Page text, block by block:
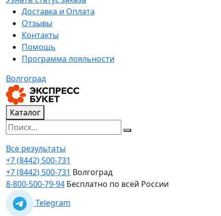
Доставка и Оплата
Отзывы
Контакты
Помощь
Программа лояльности
Волгоград
Каталог
Все результаты
+7 (8442) 500-731
+7 (8442) 500-731 Волгоград
8-800-500-79-94 Бесплатно по всей России
Telegram